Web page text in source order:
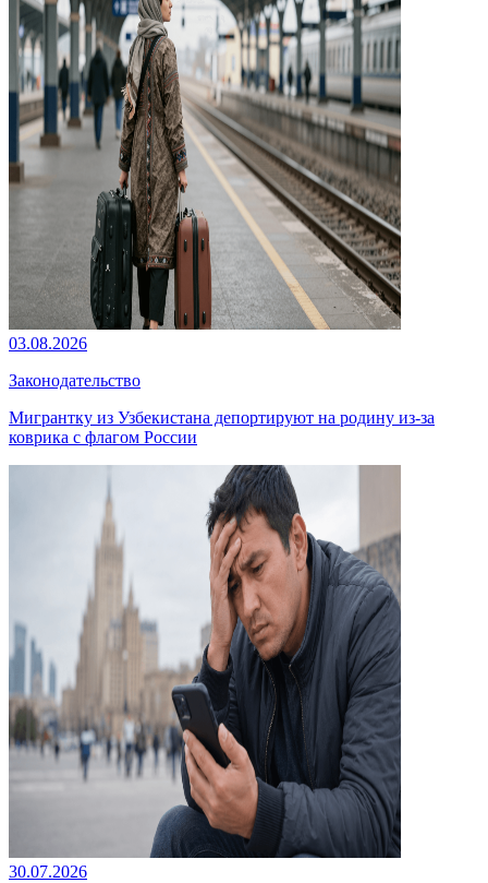
03.08.2026
Законодательство
Мигрантку из Узбекистана депортируют на родину из-за
коврика с флагом России
30.07.2026